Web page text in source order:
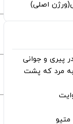
اصلی)
پیری و جوانی
به مرد که پشت
متیو